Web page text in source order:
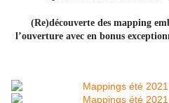
(Re)découverte des mapping
l’ouverture avec en bonus